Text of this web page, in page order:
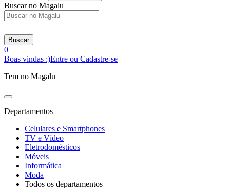
Buscar no Magalu
Buscar
0
Boas vindas :)Entre ou Cadastre-se
Tem no Magalu
Departamentos
Celulares e Smartphones
TV e Vídeo
Eletrodomésticos
Móveis
Informática
Moda
Todos os departamentos